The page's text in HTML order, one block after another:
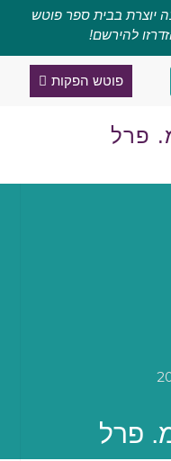
יוצרת בבית ספר פוטש
להירשם!
פוטש הפקות
פרל
פרל